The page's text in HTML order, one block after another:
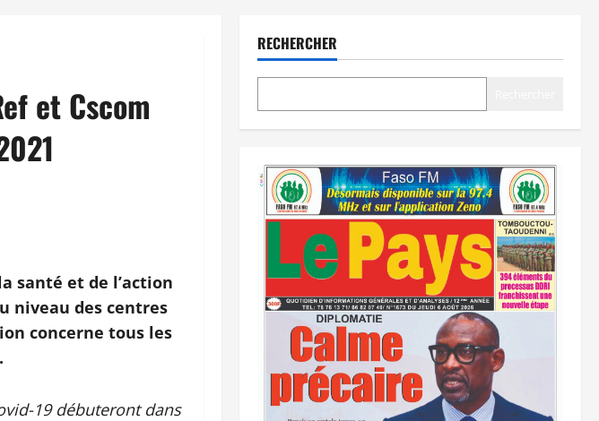
et Cscom
santé et de l’action
niveau des centres
concerne tous les
19 débuteront dans
RECHERCHER